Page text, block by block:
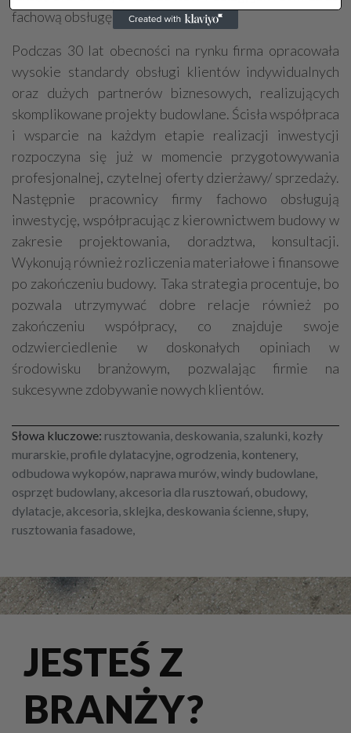
fachową obsługę klienta.
Podczas 30 lat obecności na rynku firma opracowała
wysokie standardy obsługi klientów indywidualnych
oraz dużych partnerów biznesowych, realizujących
skomplikowane projekty budowlane. Ścisła współpraca
i wsparcie na każdym etapie realizacji inwestycji
rozpoczyna się już w momencie przygotowywania
profesjonalnej, czytelnej oferty dzierżawy/ sprzedaży.
Następnie pracownicy firmy fachowo obsługują
inwestycję, współpracując z kierownictwem budowy w
zakresie projektowania, doradztwa, konsultacji.
Wykonują również rozliczenia materiałowe i finansowe
po zakończeniu budowy. Taka strategia procentuje, bo
pozwala utrzymywać dobre relacje również po
zakończeniu współpracy, co znajduje swoje
odzwierciedlenie w doskonałych opiniach w
środowisku branżowym, pozwalając firmie na
sukcesywne zdobywanie nowych klientów.
Słowa kluczowe: rusztowania, deskowania, szalunki, kozły
murarskie, profile dylatacyjne, ogrodzenia, kontenery,
odbudowa wykopów, naprawa murów, windy budowlane,
osprzęt budowlany, akcesoria dla rusztowań, obudowy,
dylatacje, akcesoria, sklejka, deskowania ścienne, słupy,
rusztowania fasadowe,
JESTEŚ Z
BRANŻY?